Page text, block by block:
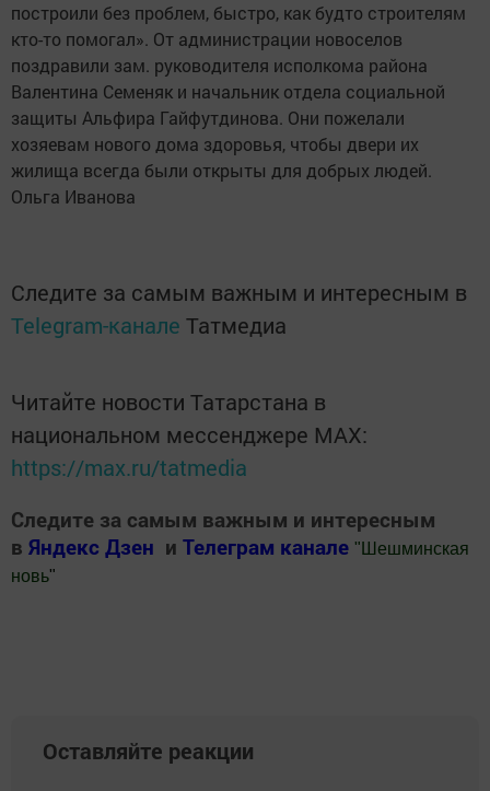
построили без проблем, быстро, как будто строителям
кто-то помогал». От администрации новоселов
поздравили зам. руководителя исполкома района
Валентина Семеняк и начальник отдела социальной
защиты Альфира Гайфутдинова. Они пожелали
хозяевам нового дома здоровья, чтобы двери их
жилища всегда были открыты для добрых людей.
Ольга Иванова
Следите за самым важным и интересным в
Telegram-канале Татмедиа
Читайте новости Татарстана в
национальном мессенджере MАХ:
https://max.ru/tatmedia
Следите за самым важным и интересным
в Яндекс Дзен и Телеграм канале " Шешминская
новь"
Оставляйте реакции